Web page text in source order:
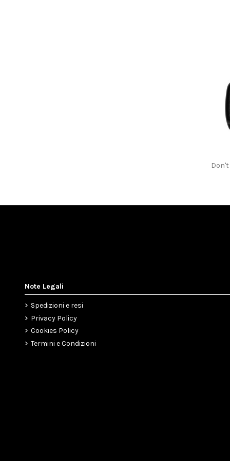
Note Legali
Spedizioni e resi
Privacy Policy
Cookies Policy
Termini e Condizioni